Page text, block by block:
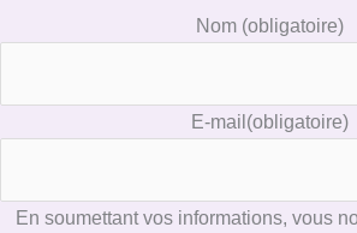
Nom (obligatoire)
E-mail (obligatoire)
En soumettant vos informations, vous